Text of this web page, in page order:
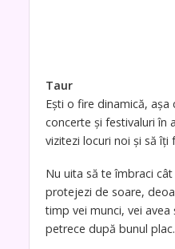
Taur
Eşti o fire dinamică, aşa
concerte şi festivaluri în
vizitezi locuri noi şi să îţi
Nu uita să te îmbraci
protejezi de soare,
timp vei munci, vei
petrece după bunul plac.